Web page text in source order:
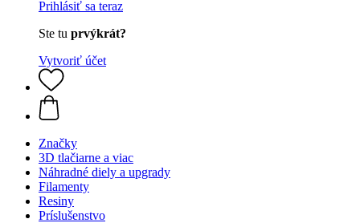
Prihlásiť sa teraz
Ste tu prvýkrát?
Vytvoriť účet
Značky
3D tlačiarne a viac
Náhradné diely a upgrady
Filamenty
Resiny
Príslušenstvo